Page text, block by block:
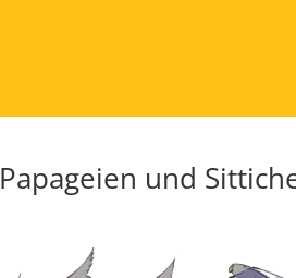
Papageien und